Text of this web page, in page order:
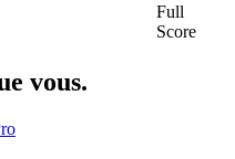
Full
Score
vous.